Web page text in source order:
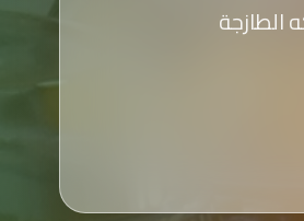
الطازجة